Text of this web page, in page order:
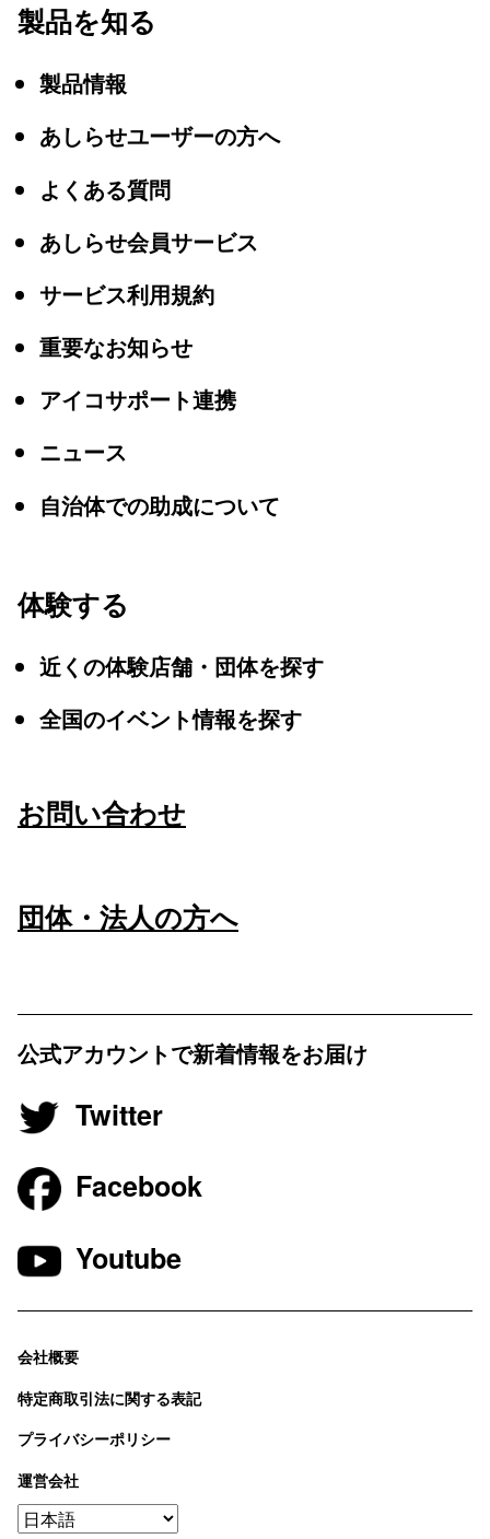
製品を知る
製品情報
あしらせユーザーの方へ
よくある質問
あしらせ会員サービス
サービス利用規約
重要なお知らせ
アイコサポート連携
ニュース
自治体での助成について
体験する
近くの体験店舗・団体を探す
全国のイベント情報を探す
お問い合わせ
団体・法人の方へ
公式アカウントで新着情報をお届け
Twitter
Facebook
Youtube
会社概要
特定商取引法に関する表記
プライバシーポリシー
運営会社